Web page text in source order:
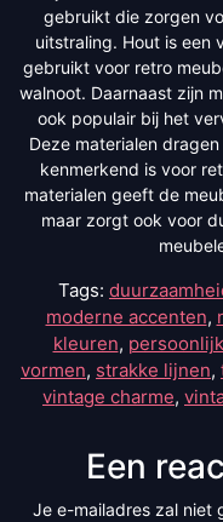
gebruikt die zorgen
uitstraling. Hout is een
gebruikt voor retro
walnoot. Daarnaast zijn
ook populair bij het
Deze materialen
kenmerkend is voor
materialen geeft de
maar zorgt ook voor
Tags:
moderne accenten,
kleuren,
vormen, strakke lijnen,
vintage charme,
Een
Je e-mailadres zal niet